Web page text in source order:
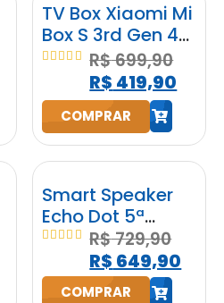
h
TV Box Xiaomi Mi
Box S 3rd Gen 4K
2GB RAM 32GB
Google
Assistente
out of 5
R$699,90
R$ 419,90
COMPRAR
Smart Speaker
Echo Dot 5ª
Geração
Amazon com
Alexa Preta
out of 5
R$729,90
R$ 649,90
COMPRAR